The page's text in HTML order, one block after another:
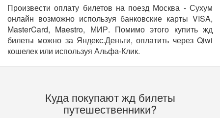
Произвести оплату билетов на поезд Москва - Сухум
онлайн возможно используя банковские карты VISA,
MasterCard, Maestro, МИР. Помимо этого купить жд
билеты можно за Яндекс.Деньги, оплатить через Qiwi
кошелек или используя Альфа-Клик.
Куда покупают жд билеты
путешественники?